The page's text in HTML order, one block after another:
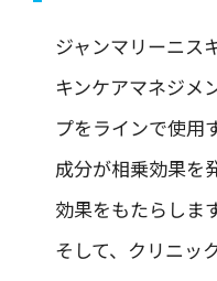
ジャンマリーニス
キンケアマネジメ
プをラインで使用
成分が相乗効果を
効果をもたらします
そして、クリニッ